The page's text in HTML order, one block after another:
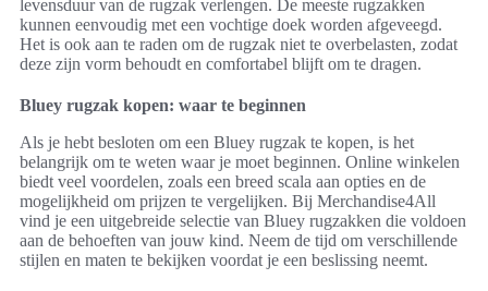
levensduur van de rugzak verlengen. De meeste rugzakken
kunnen eenvoudig met een vochtige doek worden afgeveegd.
Het is ook aan te raden om de rugzak niet te overbelasten, zodat
deze zijn vorm behoudt en comfortabel blijft om te dragen.
Bluey rugzak kopen: waar te beginnen
Als je hebt besloten om een Bluey rugzak te kopen, is het
belangrijk om te weten waar je moet beginnen. Online winkelen
biedt veel voordelen, zoals een breed scala aan opties en de
mogelijkheid om prijzen te vergelijken. Bij Merchandise4All
vind je een uitgebreide selectie van Bluey rugzakken die voldoen
aan de behoeften van jouw kind. Neem de tijd om verschillende
stijlen en maten te bekijken voordat je een beslissing neemt.